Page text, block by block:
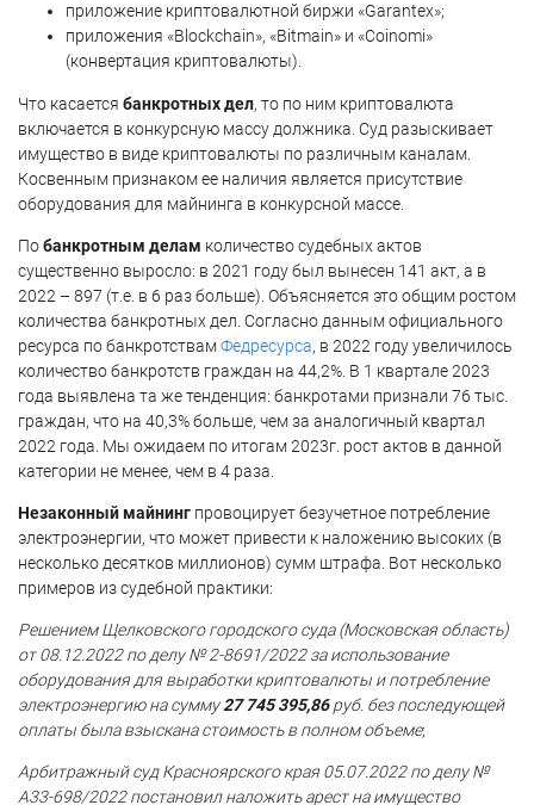
приложение криптовалютной биржи «Garantex»;
приложения «Blockchain», «Bitmain» и «Coinomi»
(конвертация криптовалюты).
Что касается банкротных дел, то по ним криптовалюта
включается в конкурсную массу должника. Суд разыскивает
имущество в виде криптовалюты по различным каналам.
Косвенным признаком ее наличия является присутствие
оборудования для майнинга в конкурсной массе.
Побанкротным делам количество судебных актов
существенно выросло: в 2021 году был вынесен 141 акт, а в
2022 – 897 (т.е. в 6 раз больше). Объясняется это общим ростом
количества банкротных дел. Согласно данным официального
ресурса по банкротствамФедресурса, в 2022 году увеличилось
количество банкротств граждан на 44,2%. В 1 квартале 2023
года выявлена та же тенденция: банкротами признали 76 тыс.
граждан, что на 40,3% больше, чем за аналогичный квартал
2022 года. Мы ожидаем по итогам 2023г. рост актов в данной
категории не менее, чем в 4 раза.
Незаконный майнинг провоцирует безучетное потребление
электроэнергии, что может привести к наложению высоких (в
несколько десятков миллионов) сумм штрафа. Вот несколько
примеров из судебной практики:
Решением Щелковского городского суда (Московская область)
от 08.12.2022 по делу № 2-8691/2022 за использование
оборудования для выработки криптовалюты и потребление
электроэнергию на сумму27 745 395,86руб. без последующей
оплаты была взыскана стоимость в полном объеме;
Арбитражный суд Красноярского края 05.07.2022 по делу №
А33-698/2022 постановил наложить арест на имущество